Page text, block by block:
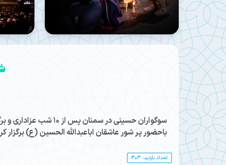
سوگواران حسینی در
باحضور پر شور عاشقان اباعبدالله الحسین (ع) برگزار
تعداد بازدید: 303